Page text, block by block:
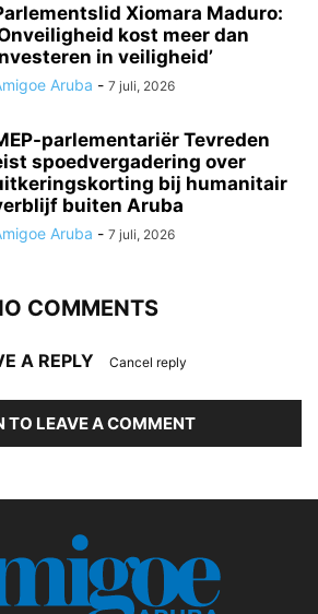
Xiomara Maduro:
kost meer dan
in veiligheid’
Aruba - 7 juli, 2026
parlementariër Tevreden
spoedvergadering over
bij humanitair
buiten Aruba
Aruba - 7 juli, 2026
COMMENTS
A REPLY Cancel reply
TO LEAVE A COMMENT